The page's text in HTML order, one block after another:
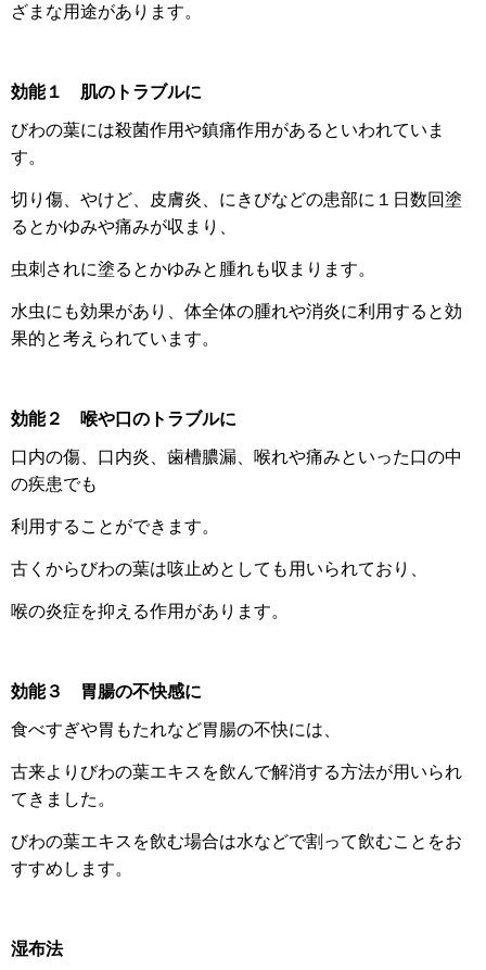
ざまな用途があります。
効能１ 肌のトラブルに
びわの葉には殺菌作用や鎮痛作用があるといわれていま
す。
切り傷、やけど、皮膚炎、にきびなどの患部に１日数回塗
るとかゆみや痛みが収まり、
虫刺されに塗るとかゆみと腫れも収まります。
水虫にも効果があり、体全体の腫れや消炎に利用すると効
果的と考えられています。
効能２ 喉や口のトラブルに
口内の傷、口内炎、歯槽膿漏、喉れや痛みといった口の中
の疾患でも
利用することができます。
古くからびわの葉は咳止めとしても用いられており、
喉の炎症を抑える作用があります。
効能３ 胃腸の不快感に
食べすぎや胃もたれなど胃腸の不快には、
古来よりびわの葉エキスを飲んで解消する方法が用いられ
てきました。
びわの葉エキスを飲む場合は水などで割って飲むことをお
すすめします。
湿布法